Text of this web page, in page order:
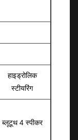
हाइड्रोलिक
स्टीयरिंग
ब्लूटूथ 4 स्पीकर